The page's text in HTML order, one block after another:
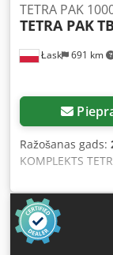
Łask 691 km
TETRA PAK
TETRA PAK
Ražošanas gads:
KOMPLEKTS
- TBA21/1000
APPLIKATORS
EASY RIDE PRUS
STĀVOKLIS